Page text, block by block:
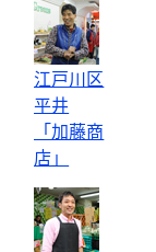
江戸川区
平井
「加藤商
店」